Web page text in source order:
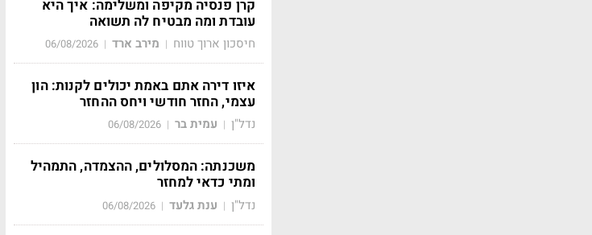
קרן פנסיה מקיפה ומשלימה: איך היא
עובדת ומה מבטיח לה תשואה
חיסכון ארוך טווח | מירב ארד |
06/08/2026
איזו דירה אתם באמת יכולים לקנות: הון
עצמי, החזר חודשי ויחס ההחזר
נדל"ן | עמית בר |
06/08/2026
משכנתה: המסלולים, ההצמדה, התמהיל
ומתי כדאי למחזר
נדל"ן | ענת גלעד |
06/08/2026